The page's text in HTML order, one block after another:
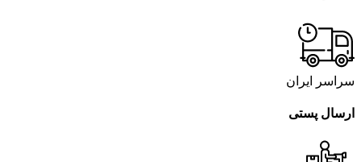
سراسر ایران
ارسال پستی